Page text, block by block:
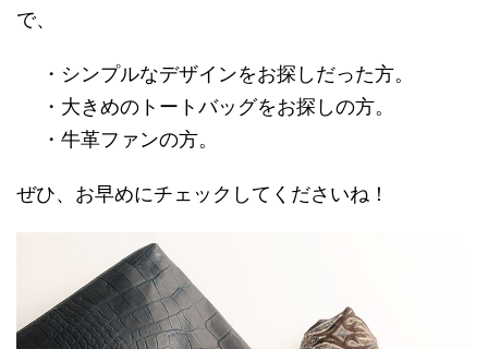
で、
・シンプルなデザインをお探しだった方。
・大きめのトートバッグをお探しの方。
・牛革ファンの方。
ぜひ、お早めにチェックしてくださいね！